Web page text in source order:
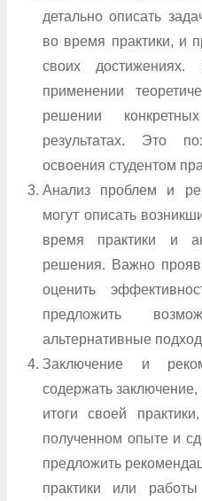
детально описать
во время практики, и
своих
применении
решении
результатах. Это
освоения студентом
Анализ проблем и
могут описать
время практики и
решения. Важно
оценить
предложить
альтернативные
Заключение и
содержать заключение,
итоги своей
полученном опыте и
предложить
практики или работы